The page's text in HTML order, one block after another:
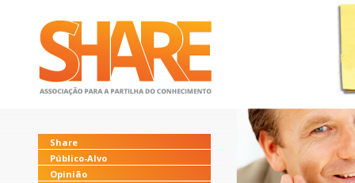
Share
Público-Alvo
Opinião